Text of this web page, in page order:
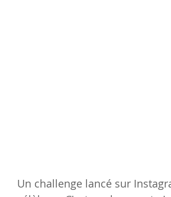
Un challenge lancé sur